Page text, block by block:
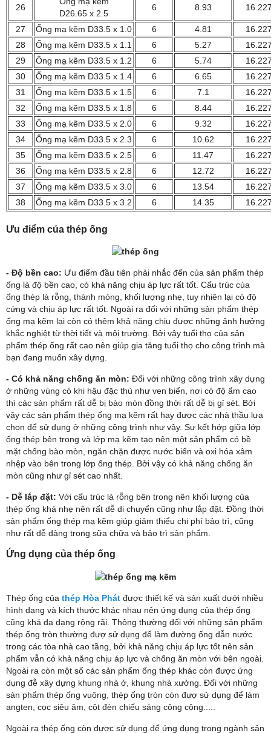
26
D26.65 x 2.5
6 8.93
27 Ống mạ kẽm D33.5 x 1.0 6 4.81
28
Ống mạ kẽm D33.5 x 1.1 6 5.27
29
Ống mạ kẽm D33.5 x 1.2 6 5.74
30
Ống mạ kẽm D33.5 x 1.4 6 6.65
31
Ống mạ kẽm D33.5 x 1.5 6 7.1
32
Ống mạ kẽm D33.5 x 1.8 6 8.44
33
Ống mạ kẽm D33.5 x 2.0 6 9.32
34
Ống mạ kẽm D33.5 x 2.3 6 10.62
35
Ống mạ kẽm D33.5 x 2.5 6 11.47
36
Ống mạ kẽm D33.5 x 2.8 6 12.72
37
Ống mạ kẽm D33.5 x 3.0 6 13.54
38
Ống mạ kẽm D33.5 x 3.2 6 14.35
Ưu điểm của thép ống
- Độ bền cao: Ưu điểm đầu tiên phải nhắc đến của sản phẩm thép
ống là độ bền cao, có khả năng chịu áp lực rất tốt. Cấu trúc của
ống thép là rỗng, thành mỏng, khối lượng nhẹ, tuy nhiên lại có độ
cứng và chịu áp lực rất tốt. Ngoài ra đối với những sản phẩm thép
ống mạ kẽm lại còn có thêm khả năng chịu được những ảnh hưởng
khắc nghiệt từ thời tiết và môi trường. Bởi vậy tuổi thọ của sản
phẩm thép ống rất cao nên giúp gia tăng tuổi thọ cho công trình mà
bạn đang muốn xây dựng.
- Có khả năng chống ăn mòn: Đối với những công trình xây dựng
ở những vùng có khi hậu đặc thù như ven biển, nơi có độ ẩm cao
thì các sản phẩm rất dễ bị bào mòn đồng thời rất dễ bị gỉ sét. Bởi
vậy các sản phẩm thép ống mạ kẽm rất hay được các nhà thầu lựa
chọn để sử dụng ở những công trình như vậy. Sự kết hớp giữa lớp
ống thép bên trong và lớp mạ kẽm tạo nên một sản phẩm có bề
mặt chống bào mòn, ngăn chặn được nước biển và oxi hóa xâm
nhệp vào bên trong lớp ống thép. Bởi vậy có khả năng chống ăn
mòn cũng như gỉ sét cao nhất.
- Dễ lắp đặt: Với cấu trúc là rỗng bên trong nên khối lượng của
thép ống khá nhẹ nên rất dễ di chuyển cũng như lắp đặt. Đồng thời
sản phẩm ống thép mạ kẽm giúp giảm thiểu chi phí bảo trì, cũng
như rất dễ dàng trong sữa chữa và bảo trì sản phẩm.
Ứng dụng của thép ống
Thép ống của thép Hòa Phát được thiết kế và sản xuất dưới nhiều
hình dạng và kích thước khác nhau nên ứng dụng của thép ống
cũng khá đa dạng rộng rãi. Thông thường đối với những sản phẩm
thép ống tròn thường đượ sử dụng để làm đường ống dẫn nước
trong các tòa nhà cao tầng, bởi khả năng chịu áp lực tốt nên sản
phẩm vẫn có khả năng chịu áp lực và chống ăn mòn với bên ngoài.
Ngoài ra còn một số các sản phẩm ống thép khác còn được ứng
dụng đễ xây dựng khung nhà ở, khung nhà xưởng. Đối với những
sản phẩm thép ống vuông, thép ống tròn còn đượ sử dụng để làm
angten, cọc siêu âm, cột đèn chiếu sáng công cộng.....
Ngoài ra thép ống còn được sử dụng để ứng dụng trong ngành sản